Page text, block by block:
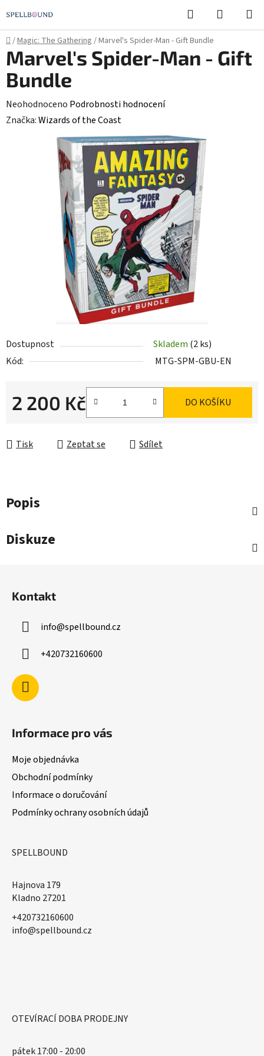
na
obsah
Hledat
KOŠÍK
Domů
/Magic: The Gathering /Marvel's Spider-Man - Gift Bundle
Dostupnost Skladem (2 ks)
Kód:
MTG-SPM-GBU-EN
2 200 Kč DO KOŠÍKU
Tisk Zeptat se Sdílet
Marvel's Spider-Man - Gift
Bundle
Průměrné
hodnocení
Neohodnoceno Podrobnosti hodnocení
Značka:Wizards of the Coast
Popis
Diskuze
Kontakt
info@spellbound.cz
+420732160600
Informace pro vás
Moje objednávka
Obchodní podmínky
Informace o doručování
Podmínky ochrany osobních údajů
SPELLBOUND
Hajnova 179
Kladno 27201
+420732160600
​info@spellbound.cz
OTEVÍRACÍ DOBA PRODEJNY
pátek 17:00 - 20:00